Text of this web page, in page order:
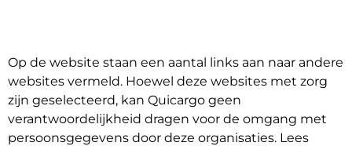
Op de website staan een aantal links aan naar andere
websites vermeld. Hoewel deze websites met zorg
zijn geselecteerd, kan Quicargo geen
verantwoordelijkheid dragen voor de omgang met
persoonsgegevens door deze organisaties. Lees